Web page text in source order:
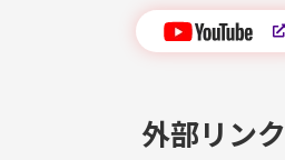
外部リンク